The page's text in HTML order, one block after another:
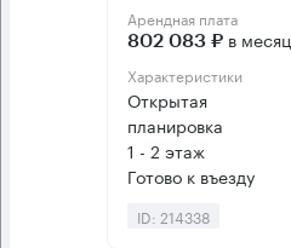
Арендная плата
802 083 ₽ в месяц
Характеристики
Открытая
планировка
1 - 2 этаж
Готово к въезду
ID: 214338